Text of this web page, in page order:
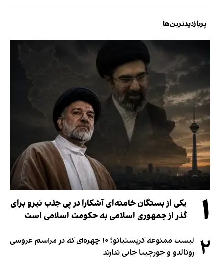
پربازدیدترین‌ها
۱
یکی از بستگان خامنه‌ای آشکارا در پی جذب نیرو برای
گذر از جمهوری اسلامی به حکومت اسلامی است
۲
لیست ممنوعه کریستیانو؛ ۱۰ چهره‌ای که در مراسم عروسی
رونالدو و جورجینا جایی ندارند